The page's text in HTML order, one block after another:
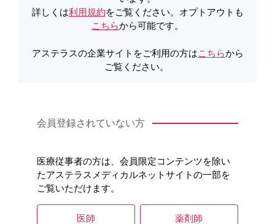
学的・客観的な根拠に基づき、正確に回答するこ
とを目的として提供するものです。弊社は通常の
ではなく、また、弊社が承認外の使用を推奨する
ものではありません。その点を考慮し回答全体を
ないようご留意ください。
キーワードで情報を探す
詳しくは利用規約をご覧ください。オプトアウトも
こちらから可能です。
アステラスの企業サイトをご利用の方はこちらから
ご覧ください。
会員登録されていない方
医療従事者の方は、会員限定コンテンツを除い
たアステラスメディカルネットサイトの一部を
ご覧いただけます。
医師 薬剤師